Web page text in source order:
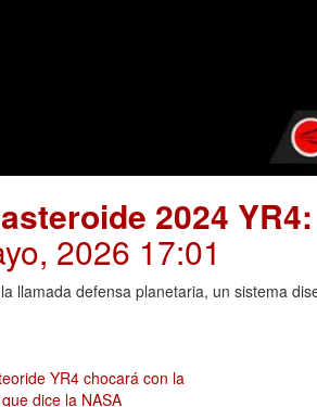
2024
2026 17:01
llamada defensa planetaria, un sistema